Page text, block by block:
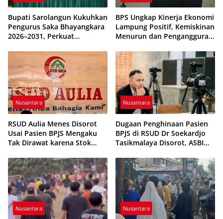
Bupati Sarolangun Kukuhkan
Pengurus Saka Bhayangkara
2026–2031, Perkuat
Generasi Muda
BPS Ungkap Kinerja Ekonomi
Lampung Positif, Kemiskinan
Menurun dan Pengangguran
Nusantara
RSUD Aulia Menes Disorot
Usai Pasien BPJS Mengaku
Tak Dirawat karena Stok
Nusantara
Dugaan Penghinaan Pasien
BPJS di RSUD Dr Soekardjo
Tasikmalaya Disorot, ASBI
Etika Pelayanan
Nusantara Nusantara